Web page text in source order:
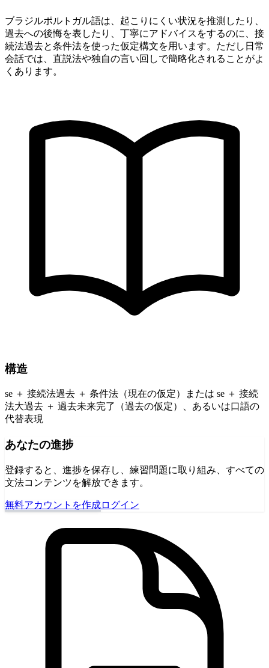
ブラジルポルトガル語は、起こりにくい状況を推測したり、
過去への後悔を表したり、丁寧にアドバイスをするのに、接
続法過去と条件法を使った仮定構文を用います。ただし日常
会話では、直説法や独自の言い回しで簡略化されることがよ
くあります。
構造
se ＋ 接続法過去 ＋ 条件法（現在の仮定）または se ＋ 接続
法大過去 ＋ 過去未来完了（過去の仮定）、あるいは口語の
代替表現
あなたの進捗
登録すると、進捗を保存し、練習問題に取り組み、すべての
文法コンテンツを解放できます。
無料アカウントを作成ログイン